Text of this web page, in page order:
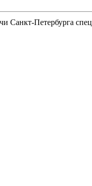
Санкт-Петербурга